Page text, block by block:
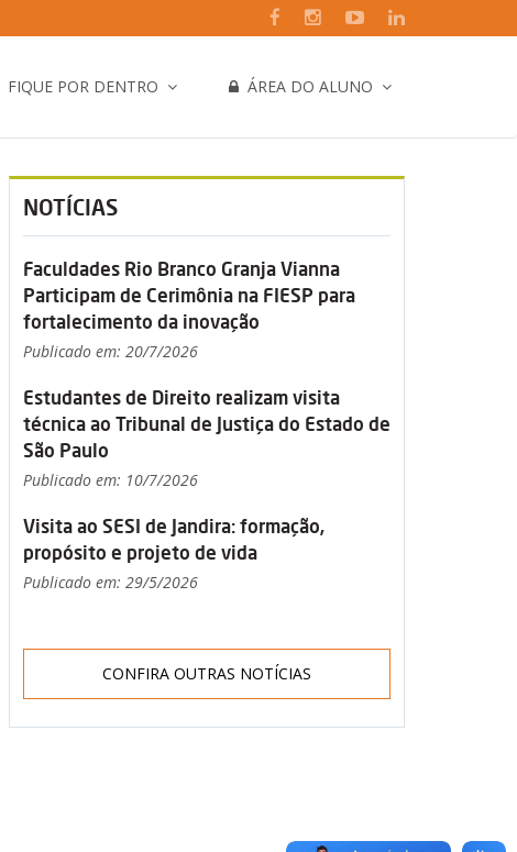
FIQUE POR DENTRO ÁREA DO ALUNO
NOTÍCIAS
Faculdades Rio Branco Granja Vianna
Participam de Cerimônia na FIESP para
fortalecimento da inovação
Publicado em: 20/7/2026
Estudantes de Direito realizam visita
técnica ao Tribunal de Justiça do Estado de
São Paulo
Publicado em: 10/7/2026
Visita ao SESI de Jandira: formação,
propósito e projeto de vida
Publicado em: 29/5/2026
CONFIRA OUTRAS NOTÍCIAS